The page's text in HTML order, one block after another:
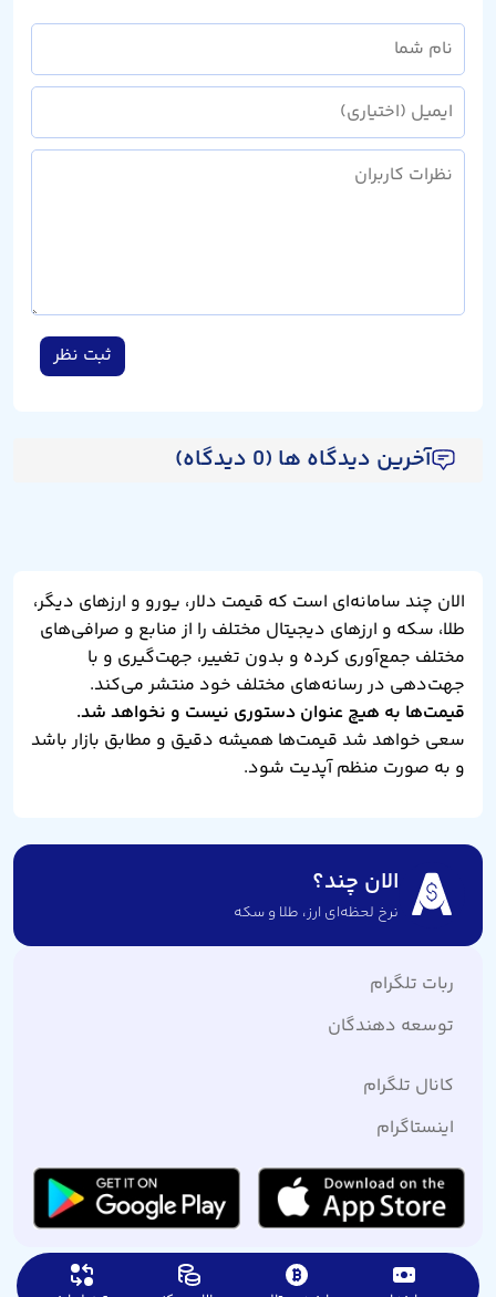
ثبت نظر
آخرین دیدگاه ها (0 دیدگاه)
الان چند سامانه‌ای است که قیمت دلار، یورو و ارزهای دیگر،
طلا، سکه و ارزهای دیجیتال مختلف را از منابع و صرافی‌های
مختلف جمع‌آوری کرده و بدون تغییر، جهت‌گیری و با
جهت‌دهی در رسانه‌های مختلف خود منتشر می‌کند.
قیمت‌ها به هیچ عنوان دستوری نیست و نخواهد شد.
سعی خواهد شد قیمت‌ها همیشه دقیق و مطابق بازار باشد
و به صورت منظم آپدیت شود.
الان چند؟
نرخ لحظه‌ای ارز،‌ طلا و سکه
ربات تلگرام
توسعه دهندگان
کانال تلگرام
اینستاگرام